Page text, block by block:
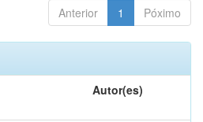
Anterior 1 Póximo
Autor(es)